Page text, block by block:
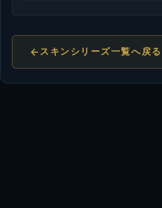
スキンシリーズ一覧へ戻る